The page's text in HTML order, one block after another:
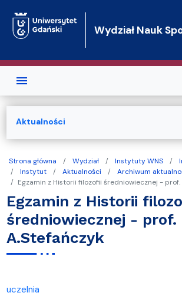
Wydział Nauk
Strona główna Wydział Instytuty WNS
Instytut
Aktualności
Archiwum
Egzamin z Historii filozofii średniowiecznej - prof.
Egzamin z Historii
średniowiecznej - prof.
A.Stefańczyk
uczelnia
Aktualności